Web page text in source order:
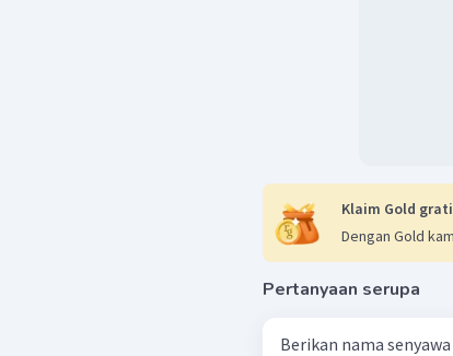
Klaim Gold
Dengan Gold
Pertanyaan serupa
Berikan nama